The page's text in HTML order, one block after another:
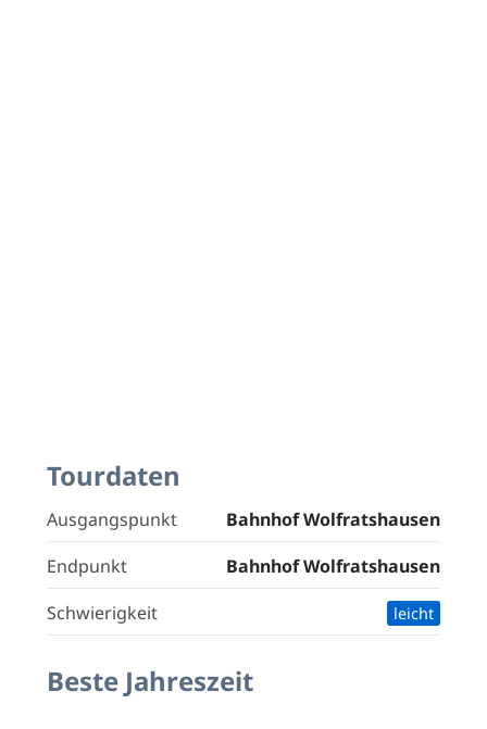
Tourdaten
Ausgangspunkt
Bahnhof Wolfratshausen
Endpunkt
Bahnhof Wolfratshausen
Schwierigkeit
leicht
Beste Jahreszeit